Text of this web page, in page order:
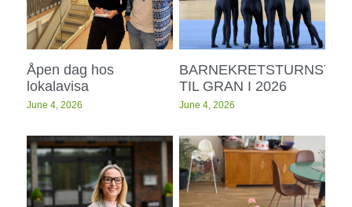
Åpen dag hos
lokalavisa
June 4, 2026
TIL GRAN I 2026
June 4, 2026